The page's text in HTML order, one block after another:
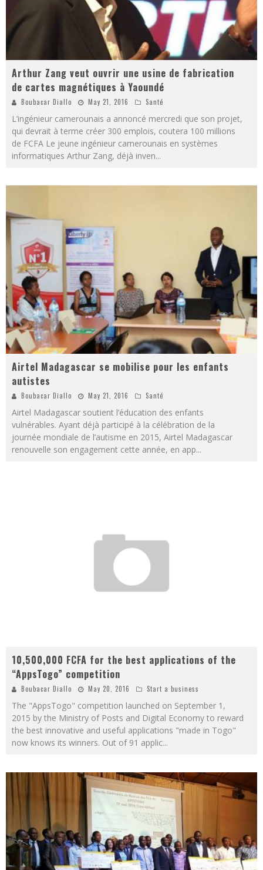
Arthur Zang veut ouvrir une usine de fabrication
de cartes magnétiques à Yaoundé
Boubacar Diallo May 21, 2016 Santé
L’ingénieur camerounais a annoncé mercredi que son projet,
qui devrait à terme créer 300 emplois, coutera 100 millions
de FCFA Le jeune ingénieur camerounais en systèmes
informatiques Arthur Zang, déjà inven...
Airtel Madagascar se mobilise pour les enfants
autistes
Boubacar Diallo May 21, 2016 Santé
Airtel Madagascar soutient l’éducation des enfants
vulnérables. Ayant déjà participé à la célébration de la
journée mondiale de l’autisme en 2015, Airtel Madagascar
renouvelle son engagement cette année, en app...
10,500,000 FCFA for the best applications of the
“AppsTogo” competition
Boubacar Diallo May 20, 2016 Start a business
The "AppsTogo" competition launched on September 1,
2015 by the Ministry of Posts and Digital Economy to reward
the best innovative and useful applications "made in Togo"
now knows its winners. Out of 91 applic...